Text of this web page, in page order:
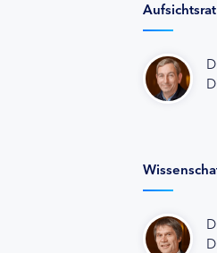
Aufsichtsrat